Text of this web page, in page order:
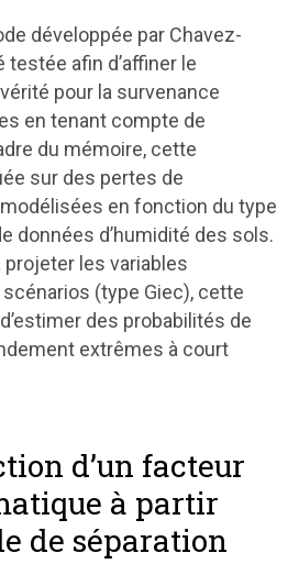
développée par Chavez-
testée afin d’affiner le
pour la survenance
en tenant compte de
du mémoire, cette
sur des pertes de
en fonction du type
données d’humidité des sols.
projeter les variables
(type Giec), cette
des probabilités de
extrêmes à court
d’un facteur
à partir
de séparation